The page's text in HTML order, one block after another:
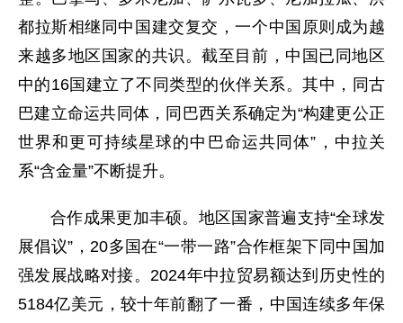
都拉斯相继同中国建交复交，一个中国原则成为越
来越多地区国家的共识。截至目前，中国已同地区
中的16国建立了不同类型的伙伴关系。其中，同古
巴建立命运共同体，同巴西关系确定为“构建更公正
世界和更可持续星球的中巴命运共同体”，中拉关
系“含金量”不断提升。
合作成果更加丰硕。地区国家普遍支持“全球发
展倡议”，20多国在“一带一路”合作框架下同中国加
强发展战略对接。2024年中拉贸易额达到历史性的
5184亿美元，较十年前翻了一番，中国连续多年保